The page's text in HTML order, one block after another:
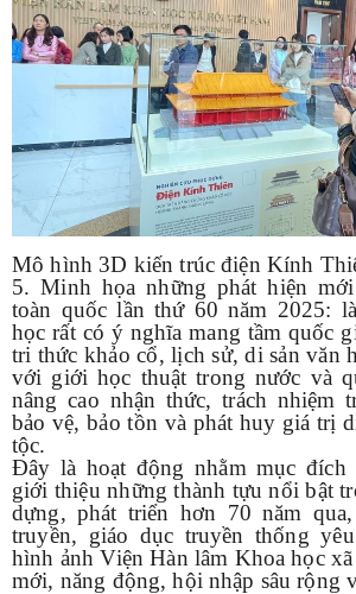
Mô hình 3D kiến trúc điện Kính
5. Minh họa những phát hiện
toàn quốc lần thứ 60 năm 2025:
học rất có ý nghĩa mang tầm quốc
tri thức khảo cổ, lịch sử, di sản văn
với giới học thuật trong nước và
nâng cao nhận thức, trách nhiệm
bảo vệ, bảo tồn và phát huy giá trị
tộc.
Đây là hoạt động nhằm mục
giới thiệu những thành tựu nổi bật
dựng, phát triển hơn 70 năm
truyền, giáo dục truyền thống
hình ảnh Viện Hàn lâm Khoa học
mới, năng động, hội nhập sâu rộng